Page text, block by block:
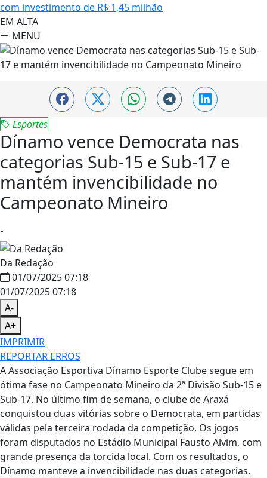
com investimento de R$ 1,45 milhão
EM ALTA
MENU
Esportes
Dínamo vence Democrata nas
categorias Sub-15 e Sub-17 e
mantém invencibilidade no
Campeonato Mineiro
.
Da Redação
01/07/2025 07:18
01/07/2025 07:18
A-
A+
IMPRIMIR
REPORTAR ERROS
A Associação Esportiva Dínamo Esporte Clube segue em
ótima fase no Campeonato Mineiro da 2ª Divisão Sub-15 e
Sub-17. No último fim de semana, o clube de Araxá
conquistou duas vitórias sobre o Democrata, em partidas
válidas pela terceira rodada da competição. Os jogos
foram disputados no Estádio Municipal Fausto Alvim, com
grande presença da torcida local. Com os resultados, o
Dínamo manteve a invencibilidade nas duas categorias.